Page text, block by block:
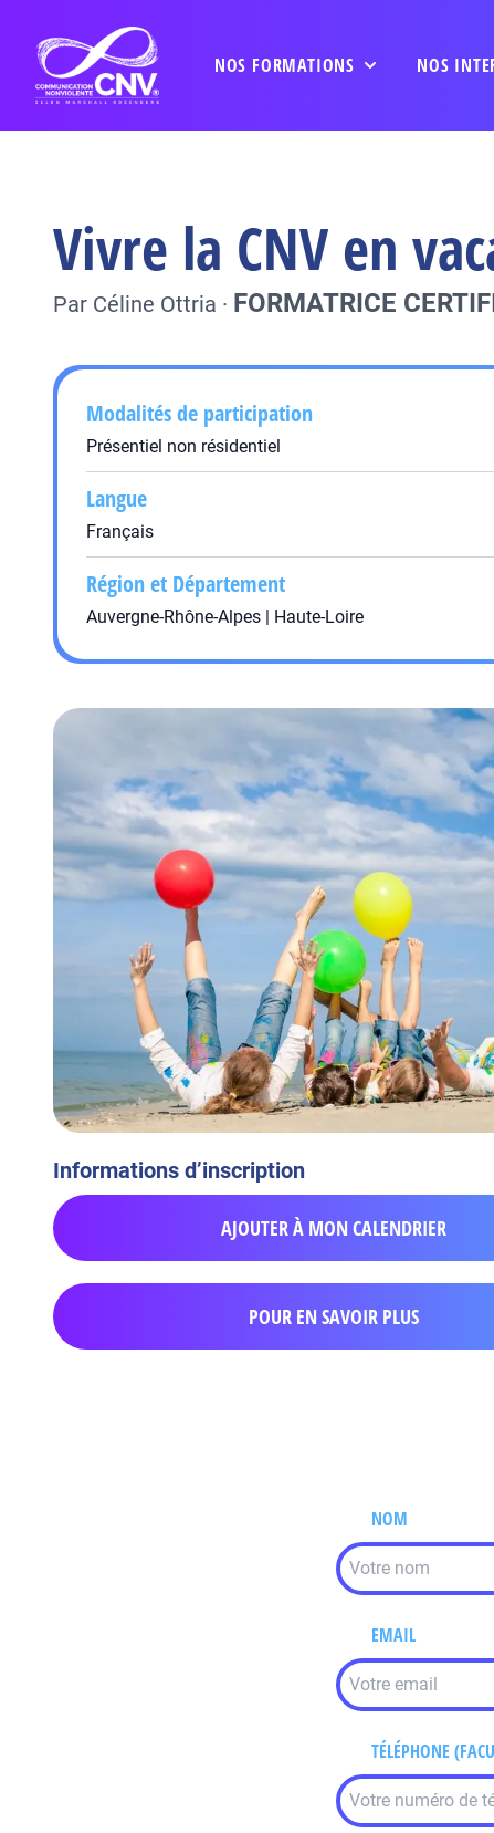
NOS FORMATIONS NOS
Vivre la CNV en
Par Céline Ottria · FORMATRICE
Modalités de participation
Présentiel non résidentiel
Langue
Français
Région et Département
Auvergne-Rhône-Alpes | Haute-Loire
Informations d’inscription
AJOUTER À MON CALENDRIER
POUR EN SAVOIR PLUS
NOM
EMAIL
TÉLÉPHONE